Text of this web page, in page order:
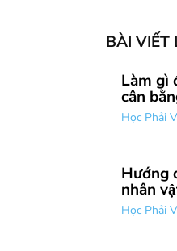
BÀI VIẾT
Làm gì
cân
Học Phải
Hướng
nhân
Học Phải